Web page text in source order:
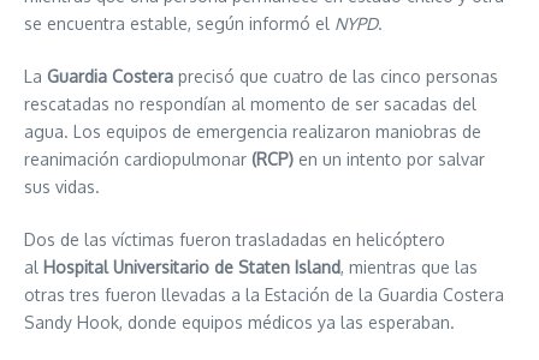
se encuentra estable, según informó el NYPD.
La Guardia Costera precisó que cuatro de las cinco personas
rescatadas no respondían al momento de ser sacadas del
agua. Los equipos de emergencia realizaron maniobras de
reanimación cardiopulmonar (RCP) en un intento por salvar
sus vidas.
Dos de las víctimas fueron trasladadas en helicóptero
al Hospital Universitario de Staten Island, mientras que las
otras tres fueron llevadas a la Estación de la Guardia Costera
Sandy Hook, donde equipos médicos ya las esperaban.